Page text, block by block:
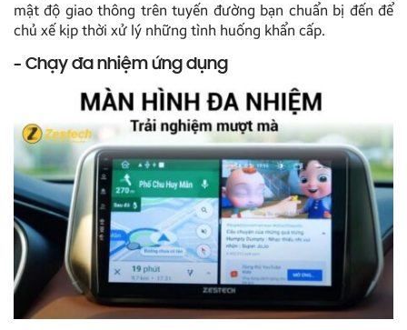
mật độ giao thông trên tuyến đường bạn chuẩn bị đến để
chủ xế kịp thời xử lý những tình huống khẩn cấp.
– Chạy đa nhiệm ứng dụng